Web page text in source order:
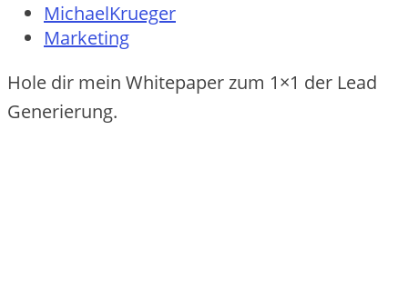
MichaelKrueger
Marketing
Hole dir mein Whitepaper zum 1×1 der Lead
Generierung.